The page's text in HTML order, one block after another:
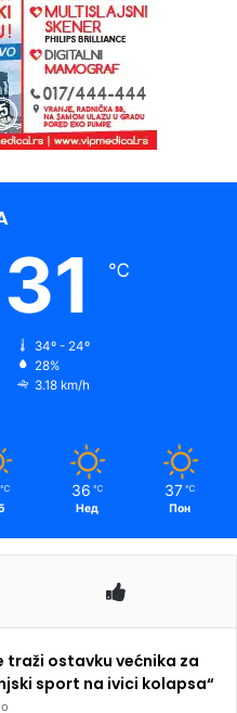
31 ℃
34º - 24º
28%
3.18 km/h
℃ 36 ℃
Нед
37 ℃
Пон
traži ostavku većnika za
sport na ivici kolapsa“